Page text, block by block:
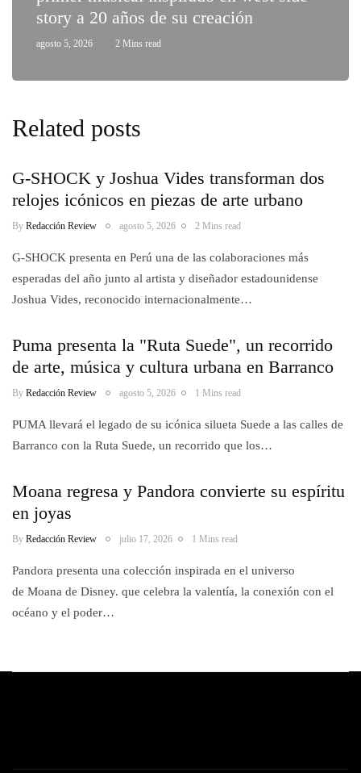
story a 20 años de su creación
agosto 5, 2026 2 Mins read
Related posts
G-SHOCK y Joshua Vides transforman dos
relojes icónicos en piezas de arte urbano
By Redacción Review agosto 5, 2026 2 Mins read
G-SHOCK presenta en Perú una de las colaboraciones más
esperadas del año junto al artista y diseñador estadounidense
Joshua Vides, reconocido internacionalmente…
Puma presenta la "Ruta Suede", un recorrido
de arte, música y cultura urbana en Barranco
By Redacción Review agosto 5, 2026 1 Mins read
PUMA llevará el legado de su icónica silueta Suede a las calles de
Barranco con la Ruta Suede, un recorrido que los…
Moana regresa y Pandora convierte su espíritu
en joyas
By Redacción Review julio 17, 2026 1 Mins read
Pandora presenta una colección inspirada en el universo
de Moana de Disney. que celebra la valentía, la conexión con el
océano y el poder…